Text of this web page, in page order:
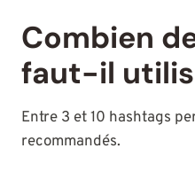
Combien
faut-il
Entre 3 et 10 hashtags
recommandés.